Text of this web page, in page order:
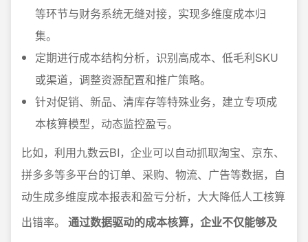
等环节与财务系统无缝对接，实现多维度成本归
集。
定期进行成本结构分析，识别高成本、低毛利SKU
或渠道，调整资源配置和推广策略。
针对促销、新品、清库存等特殊业务，建立专项成
本核算模型，动态监控盈亏。
比如，利用九数云BI，企业可以自动抓取淘宝、京东、
拼多多等多平台的订单、采购、物流、广告等数据，自
动生成多维度成本报表和盈亏分析，大大降低人工核算
出错率。 通过数据驱动的成本核算，企业不仅能够及